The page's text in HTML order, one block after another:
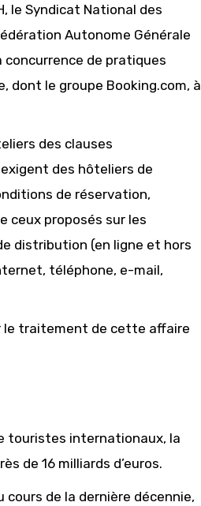
le Syndicat National des
Autonome Générale
concurrence de pratiques
dont le groupe Booking.com, à
des clauses
des hôteliers de
de réservation,
ceux proposés sur les
distribution (en ligne et hors
téléphone, e-mail,
le traitement de cette affaire
touristes internationaux, la
de 16 milliards d’euros.
de la dernière décennie,